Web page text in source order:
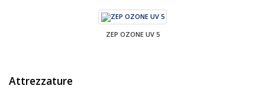
ZEP OZONE UV 5
Attrezzature